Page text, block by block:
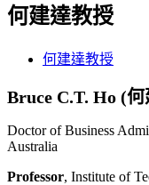
何建達教授
何建達教授
Bruce C.T. Ho (何
Doctor of Business
Australia
Professor, Institute of